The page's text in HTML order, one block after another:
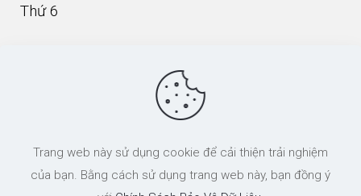
Thứ 6
© 2003 - 2025 Bản quyền thuộc về Công Ty
Luật TNHH Phước và Các cộng Sự
Trang web này sử dụng cookie để cải thiện trải nghiệm
của bạn. Bằng cách sử dụng trang web này, bạn đồng ý